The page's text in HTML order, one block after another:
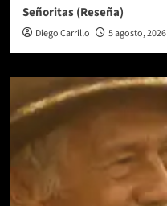
Señoritas (Reseña)
Diego Carrillo 5 agosto, 2026